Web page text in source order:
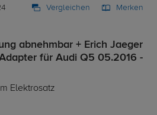
Vergleichen Merken
abnehmbar + Erich Jaeger
für Audi Q5 05.2016 -
Elektrosatz